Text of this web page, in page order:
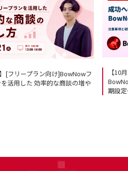
[フリープラン向け]BowNowフ
を活用した 効率的な商談の増や
【10
期設